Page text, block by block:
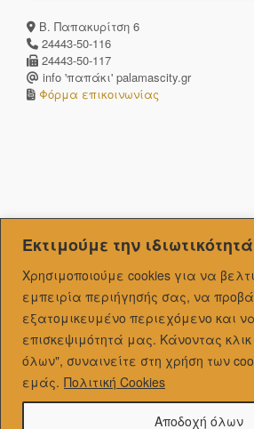
Εκτιμούμε την
Χρησιμοποιούμε cookies για να
εμπειρία περιήγησής σας, να
εξατομικευμένo περιεχόμενο και
επισκεψιμότητά μας. Κάνοντας
όλων", συναινείτε στη χρήση των
εμάς. Πολιτική Cookies
Αποδοχή όλων
Β. Παπακυρίτση 6
24443-50-116
24443-50-117
info 'παπάκι' palamascity.gr
Φόρμα επικοινωνίας